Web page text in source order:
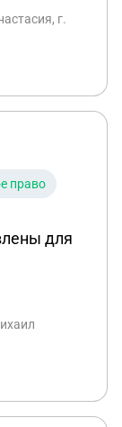
в суд с
г.
право
для